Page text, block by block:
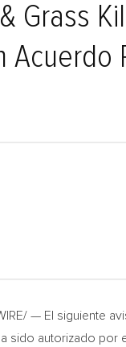
Grass
— El siguiente
sido autorizado